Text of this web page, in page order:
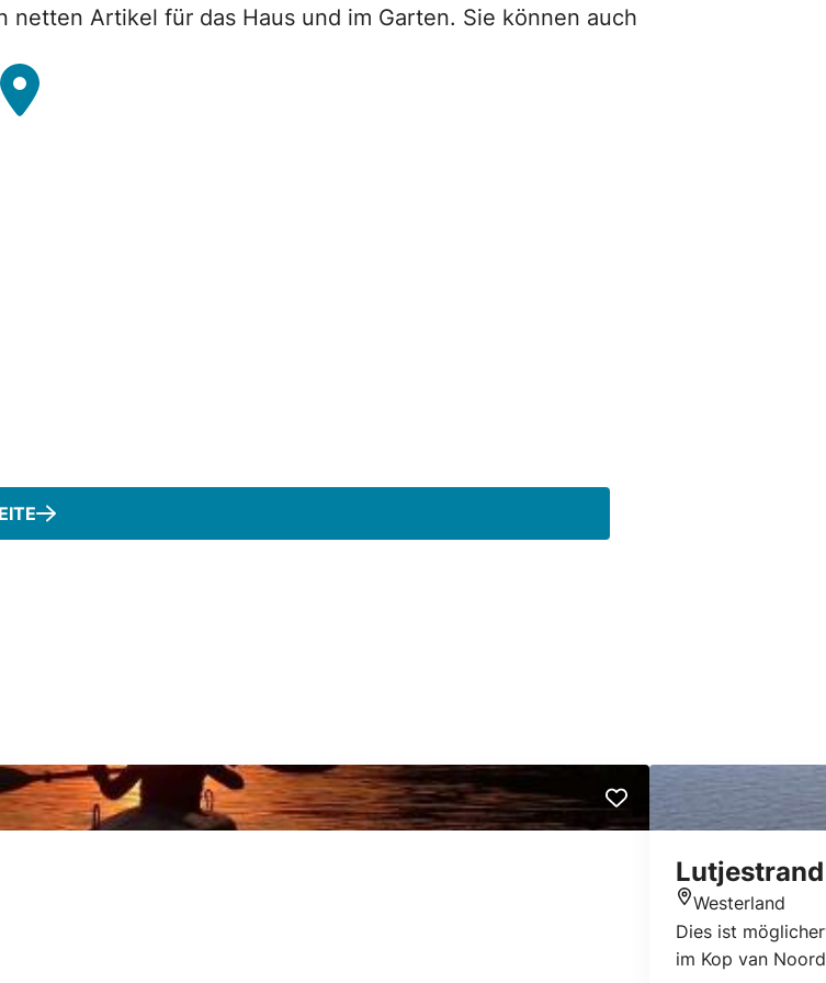
Artikel für das Haus und im Garten. Sie können auch
Lutjestrand
Standort
Westerland
Dies ist
im Kop van